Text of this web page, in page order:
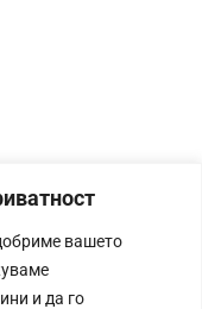
вашето
и да го